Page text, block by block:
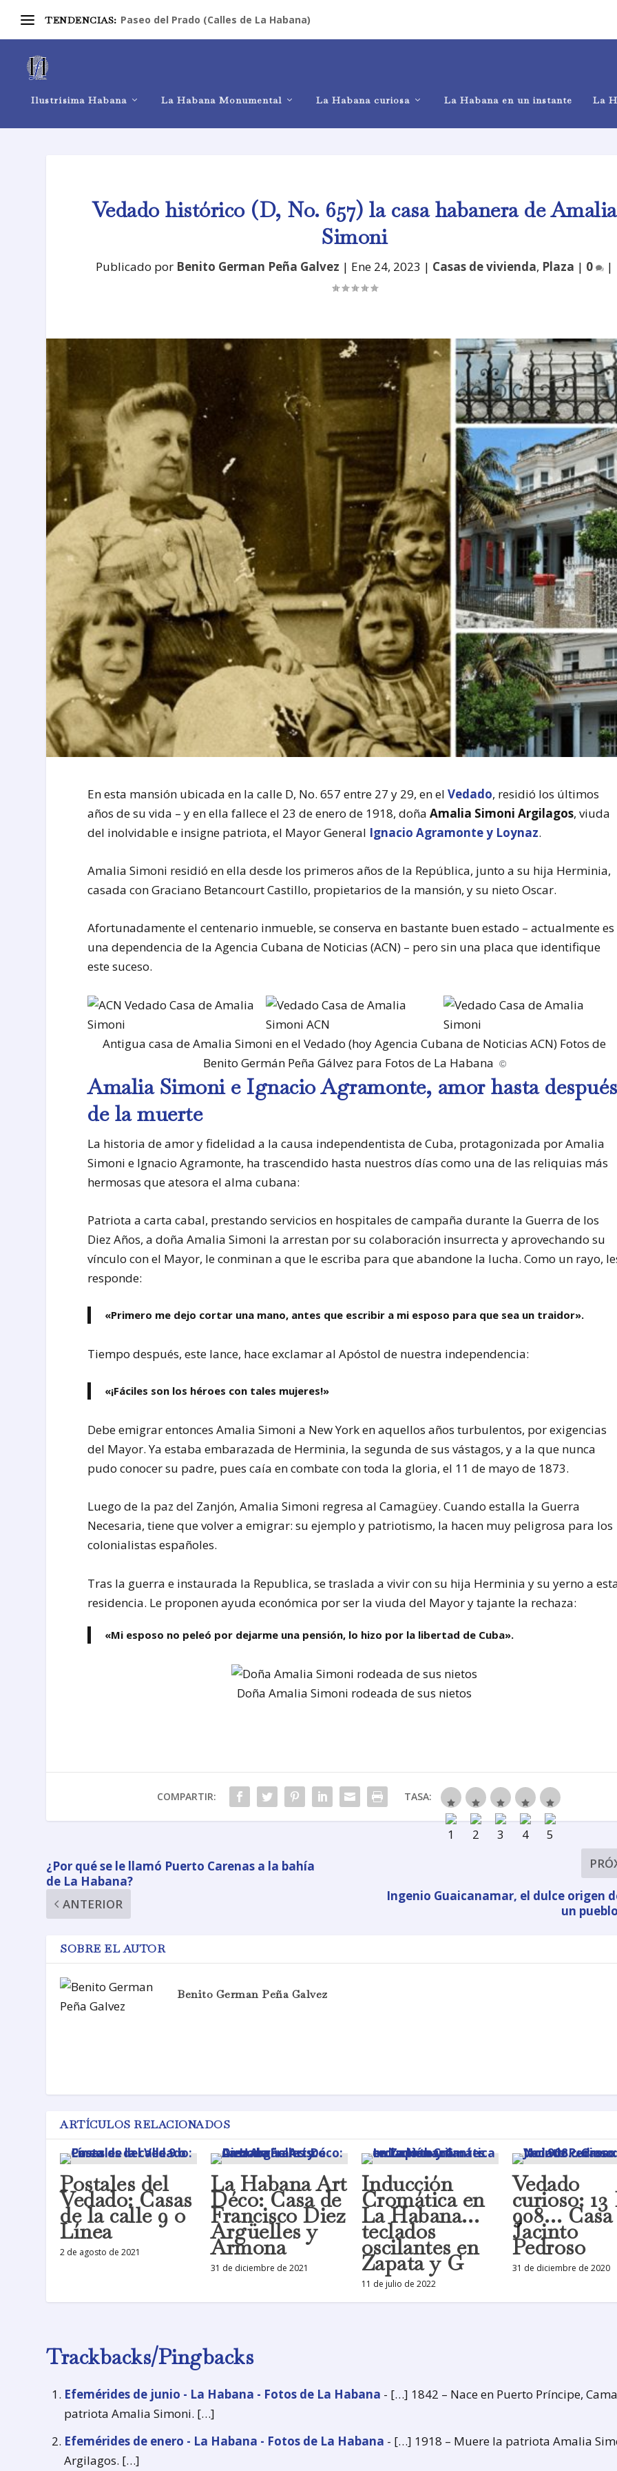
TENDENCIAS: Paseo del Prado (Calles de La Habana)
Ilustrísima Habana La Habana Monumental La Habana curiosa La Habana en un instante La
Vedado histórico (D, No. 657) la casa habanera de Amalia
Simoni
Publicado por Benito German Peña Galvez | Ene 24, 2023 | Casas de vivienda, Plaza | 0 |
En esta mansión ubicada en la calle D, No. 657 entre 27 y 29, en elVedado, residió los últimos
años de su vida – y en ella fallece el 23 de enero de 1918, doñaAmalia Simoni Argilagos, viuda
del inolvidable e insigne patriota, el Mayor General Ignacio Agramonte y Loynaz.
Amalia Simoni residió en ella desde los primeros años de la República, junto a su hija Herminia,
casada con Graciano Betancourt Castillo, propietarios de la mansión, y su nieto Oscar.
Afortunadamente el centenario inmueble, se conserva en bastante buen estado – actualmente es
una dependencia de la Agencia Cubana de Noticias (ACN) – pero sin una placa que identifique
este suceso.
Antigua casa de Amalia Simoni en el Vedado (hoy Agencia Cubana de Noticias ACN) Fotos de
Benito Germán Peña Gálvez para Fotos de La Habana ©
Amalia Simoni e Ignacio Agramonte, amor hasta después
de la muerte
La historia de amor y fidelidad a la causa independentista de Cuba, protagonizada por Amalia
Simoni e Ignacio Agramonte, ha trascendido hasta nuestros días como una de las reliquias más
hermosas que atesora el alma cubana:
Patriota a carta cabal, prestando servicios en hospitales de campaña durante la Guerra de los
Diez Años, a doña Amalia Simoni la arrestan por su colaboración insurrecta y aprovechando su
vínculo con el Mayor, le conminan a que le escriba para que abandone la lucha. Como un rayo,
responde:
«Primero me dejo cortar una mano, antes que escribir a mi esposo para que sea un traidor».
Tiempo después, este lance, hace exclamar al Apóstol de nuestra independencia:
«¡Fáciles son los héroes con tales mujeres!»
Debe emigrar entonces Amalia Simoni a New York en aquellos años turbulentos, por exigencias
del Mayor. Ya estaba embarazada de Herminia, la segunda de sus vástagos, y a la que nunca
pudo conocer su padre, pues caía en combate con toda la gloria, el 11 de mayo de 1873.
Luego de la paz del Zanjón, Amalia Simoni regresa al Camagüey. Cuando estalla la Guerra
Necesaria, tiene que volver a emigrar: su ejemplo y patriotismo, la hacen muy peligrosa para los
colonialistas españoles.
Tras la guerra e instaurada la Republica, se traslada a vivir con su hija Herminia y su yerno a
residencia. Le proponen ayuda económica por ser la viuda del Mayor y tajante la rechaza:
«Mi esposo no peleó por dejarme una pensión, lo hizo por la libertad de Cuba».
Doña Amalia Simoni rodeada de sus nietos
COMPARTIR: TASA:
¿Por qué se le llamó Puerto Carenas a la bahía
de La Habana?
ANTERIOR
Ingenio Guaicanamar, el dulce origen
un
SOBRE EL AUTOR
Benito German Peña Galvez
ARTÍCULOS RELACIONADOS
Postales del
Vedado: Casas
de la calle 9 o
Línea
2 de agosto de 2021
La Habana Art
Déco: Casa de
Francisco Diez
Argüelles y
Armona
31 de diciembre de 2021
Inducción
Cromática en
La Habana…
teclados
oscilantes en
Zapata y G
11 de julio de 2022
Vedado
curioso: 13
908… Casa
Jacinto
Pedroso
31 de diciembre de 2020
Trackbacks/Pingbacks
Efemérides de junio - La Habana - Fotos de La Habana - […] 1842 – Nace en Puerto Príncipe,
patriota Amalia Simoni. […]
Efemérides de enero - La Habana - Fotos de La Habana - […] 1918 – Muere la patriota Amalia
Argilagos. […]